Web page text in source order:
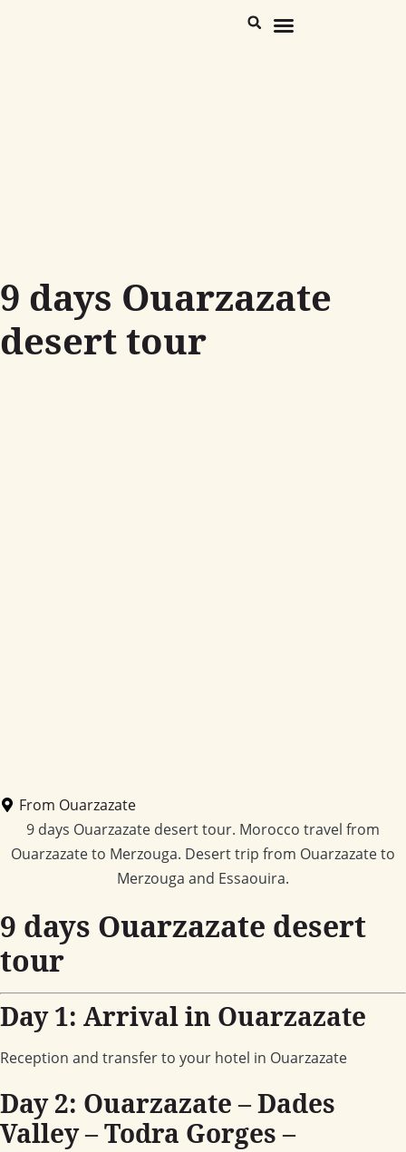
9 days Ouarzazate
desert tour
From Ouarzazate
9 days Ouarzazate desert tour. Morocco travel from
Ouarzazate to Merzouga. Desert trip from Ouarzazate to
Merzouga and Essaouira.
9 days Ouarzazate desert
tour
Day 1: Arrival in Ouarzazate
Reception and transfer to your hotel in Ouarzazate
Day 2: Ouarzazate – Dades
Valley – Todra Gorges –